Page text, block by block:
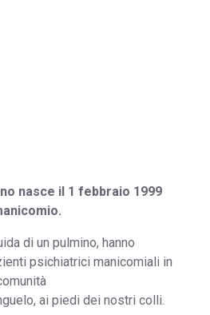
nasce il 1 febbraio 1999
di un pulmino, hanno
psichiatrici manicomiali in
ai piedi dei nostri colli.